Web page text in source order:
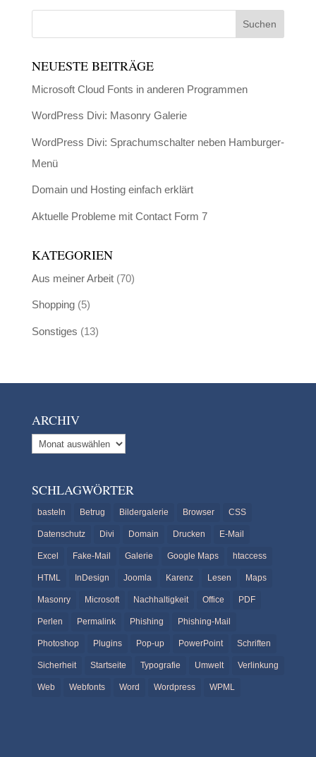
NEUESTE BEITRÄGE
Microsoft Cloud Fonts in anderen Programmen
WordPress Divi: Masonry Galerie
WordPress Divi: Sprachumschalter neben Hamburger-
Menü
Domain und Hosting einfach erklärt
Aktuelle Probleme mit Contact Form 7
KATEGORIEN
Aus meiner Arbeit(70)
Shopping(5)
Sonstiges (13)
ARCHIV
Archiv
SCHLAGWÖRTER
basteln Betrug Bildergalerie Browser CSS
Datenschutz Divi Domain Drucken E-Mail
Excel Fake-Mail Galerie Google Maps htaccess
HTML InDesign Joomla Karenz Lesen Maps
Masonry Microsoft Nachhaltigkeit Office PDF
Perlen Permalink Phishing Phishing-Mail
Photoshop Plugins Pop-up PowerPoint Schriften
Sicherheit Startseite Typografie Umwelt Verlinkung
Web Webfonts Word Wordpress WPML